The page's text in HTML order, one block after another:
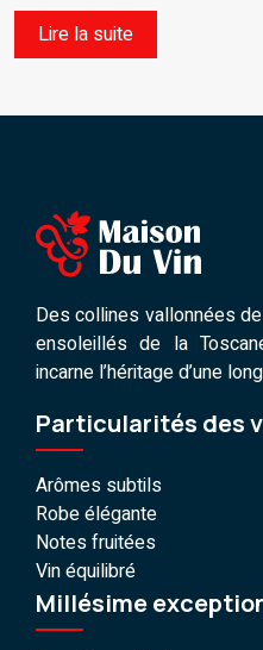
Lire la suite
Des collines vallonnées
ensoleillés de la
incarne l’héritage d’une
Particularités des
Arômes subtils
Robe élégante
Notes fruitées
Vin équilibré
Millésime